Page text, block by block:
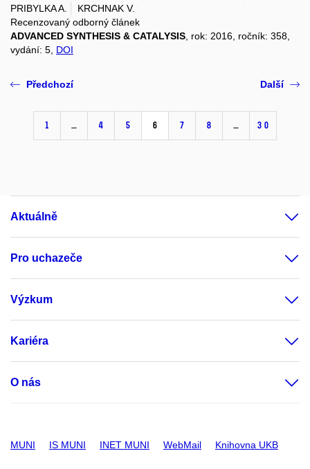
PRIBYLKA A.
KRCHNAK V.
Recenzovaný odborný článek
ADVANCED SYNTHESIS & CATALYSIS , rok: 2016, ročník: 358,
vydání: 5, DOI
Předchozí
1 … 4 5 6 7 8 … 30
Další
Aktuálně
Pro uchazeče
Výzkum
Kariéra
O nás
MUNI IS MUNI INET MUNI WebMail Knihovna UKB